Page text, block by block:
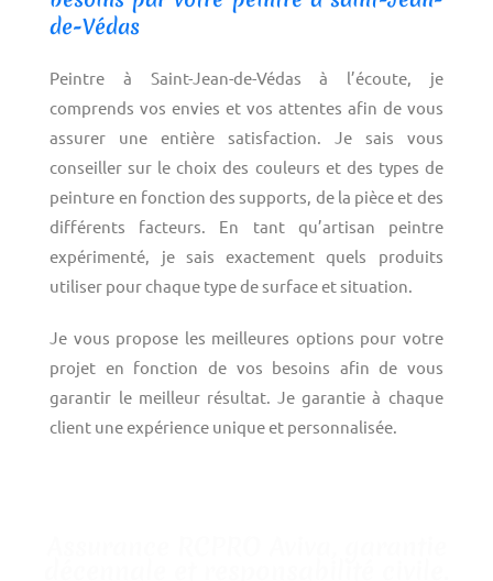
de-Védas
Peintre à Saint-Jean-de-Védas à l’écoute, je
comprends vos envies et vos attentes afin de vous
assurer une entière satisfaction. Je sais vous
conseiller sur le choix des couleurs et des types de
peinture en fonction des supports, de la pièce et des
différents facteurs. En tant qu’artisan peintre
expérimenté, je sais exactement quels produits
utiliser pour chaque type de surface et situation.
Je vous propose les meilleures options pour votre
projet en fonction de vos besoins afin de vous
garantir le meilleur résultat. Je garantie à chaque
client une expérience unique et personnalisée.